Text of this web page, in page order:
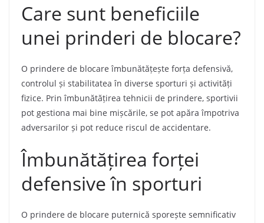
Care sunt beneficiile
unei prinderi de blocare?
O prindere de blocare îmbunătățește forța defensivă,
controlul și stabilitatea în diverse sporturi și activități
fizice. Prin îmbunătățirea tehnicii de prindere, sportivii
pot gestiona mai bine mișcările, se pot apăra împotriva
adversarilor și pot reduce riscul de accidentare.
Îmbunătățirea forței
defensive în sporturi
O prindere de blocare puternică sporește semnificativ